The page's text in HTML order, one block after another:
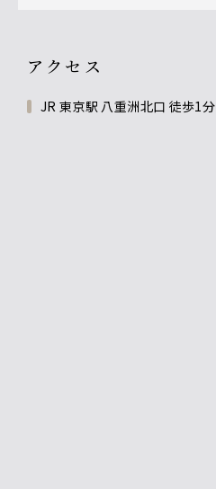
アクセス
JR 東京駅 八重洲北口 徒歩1分